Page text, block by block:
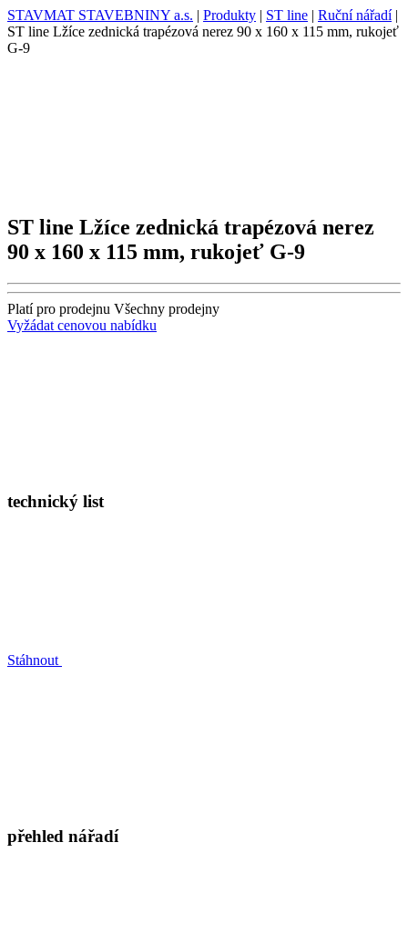
STAVMAT STAVEBNINY a.s. | Produkty | ST line | Ruční nářadí|
ST line Lžíce zednická trapézová nerez 90 x 160 x 115 mm, rukojeť
G-9
ST line Lžíce zednická trapézová nerez
90 x 160 x 115 mm, rukojeť G-9
Platí pro prodejnu Všechny prodejny
Vyžádat cenovou nabídku
technický list
Stáhnout
přehled nářadí